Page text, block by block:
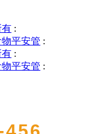
有 :
平安管 :
有 :
平安管 :